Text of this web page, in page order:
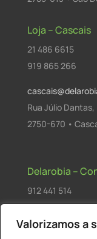
Valorizamos a
Loja – Cascais
21 486 6615
919 865 266
Rua Júlio
2750-670 •
Delarobia –
912 441 514
R. António